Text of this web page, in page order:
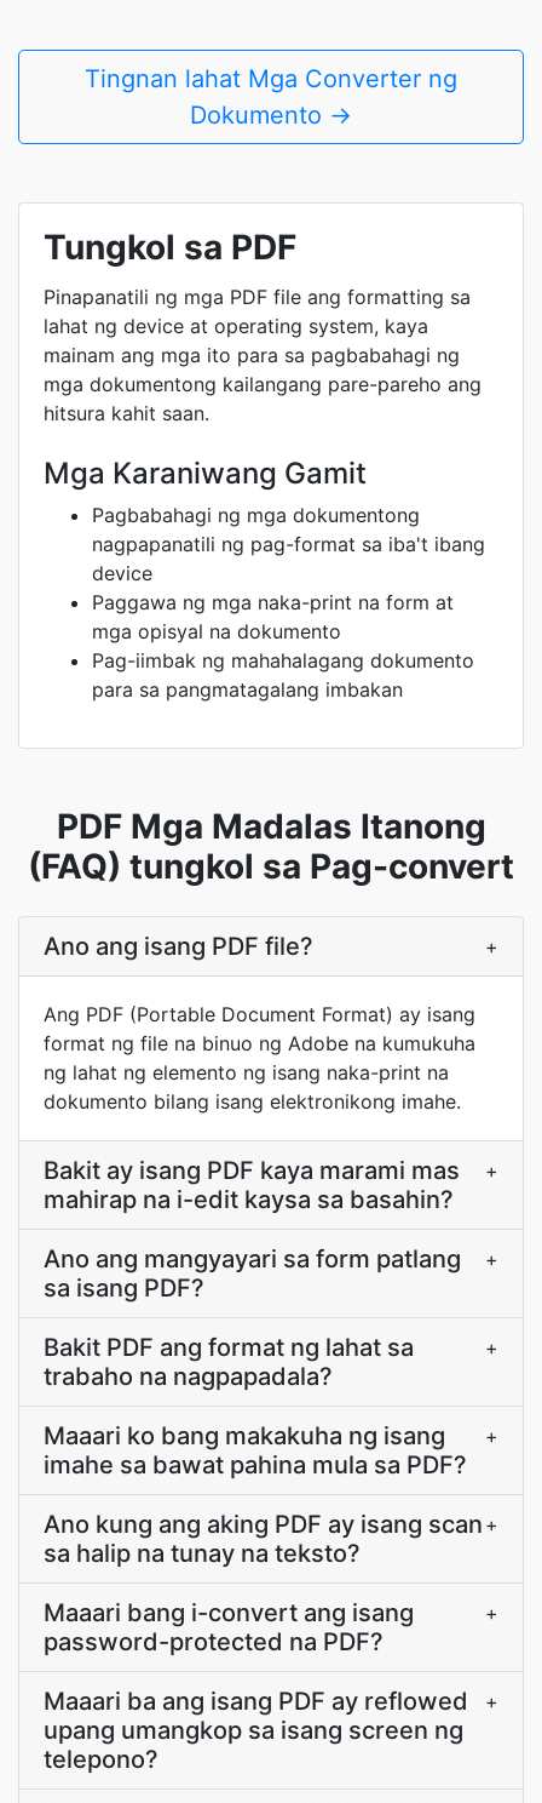
Tingnan lahat Mga Converter ng
Dokumento →
Tungkol sa PDF
Pinapanatili ng mga PDF file ang formatting sa
lahat ng device at operating system, kaya
mainam ang mga ito para sa pagbabahagi ng
mga dokumentong kailangang pare-pareho ang
hitsura kahit saan.
Mga Karaniwang Gamit
Pagbabahagi ng mga dokumentong
nagpapanatili ng pag-format sa iba't ibang
device
Paggawa ng mga naka-print na form at
mga opisyal na dokumento
Pag-iimbak ng mahahalagang dokumento
para sa pangmatagalang imbakan
PDF Mga Madalas Itanong
(FAQ) tungkol sa Pag-convert
Ano ang isang PDF file? +
Ang PDF (Portable Document Format) ay isang
format ng file na binuo ng Adobe na kumukuha
ng lahat ng elemento ng isang naka-print na
dokumento bilang isang elektronikong imahe.
Bakit ay isang PDF kaya marami mas
mahirap na i-edit kaysa sa basahin?
+
Ano ang mangyayari sa form patlang
sa isang PDF?
+
Bakit PDF ang format ng lahat sa
trabaho na nagpapadala?
+
Maaari ko bang makakuha ng isang
imahe sa bawat pahina mula sa PDF?
+
Ano kung ang aking PDF ay isang scan
sa halip na tunay na teksto?
+
Maaari bang i-convert ang isang
password-protected na PDF?
+
Maaari ba ang isang PDF ay reflowed
upang umangkop sa isang screen ng
telepono?
+